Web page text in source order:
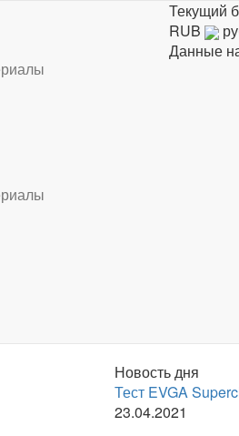
Текущий
RUB
Данные
Новость дня
Тест EVGA
23.04.2021